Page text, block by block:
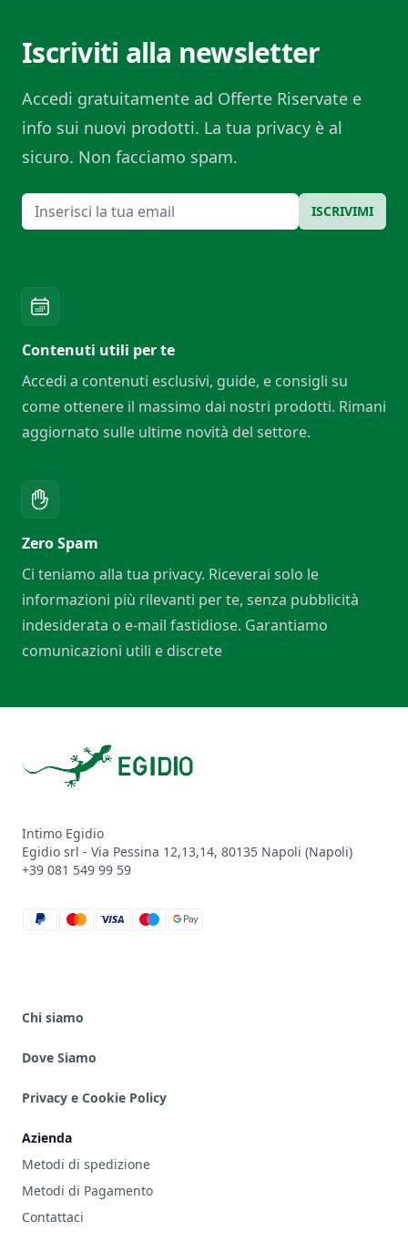
Iscriviti alla newsletter
Accedi gratuitamente ad Offerte Riservate e
info sui nuovi prodotti. La tua privacy è al
sicuro. Non facciamo spam.
Email ISCRIVIMI
Contenuti utili per te
Accedi a contenuti esclusivi, guide, e consigli su
come ottenere il massimo dai nostri prodotti. Rimani
aggiornato sulle ultime novità del settore.
Zero Spam
Ci teniamo alla tua privacy. Riceverai solo le
informazioni più rilevanti per te, senza pubblicità
indesiderata o e-mail fastidiose. Garantiamo
comunicazioni utili e discrete
Intimo Egidio
Egidio srl - Via Pessina 12,13,14, 80135 Napoli (Napoli)
+39 081 549 99 59
paypal
mastercard
visa
maestro
google_pay
Chi siamo
Dove Siamo
Privacy e Cookie Policy
Azienda
Metodi di spedizione
Metodi di Pagamento
Contattaci